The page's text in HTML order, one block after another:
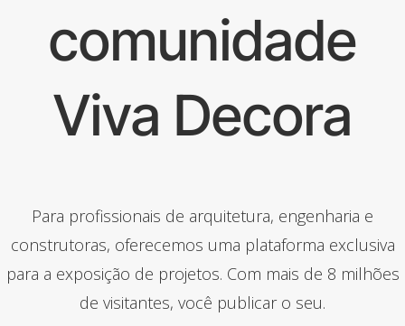
comunidade
Viva Decora
Para profissionais de arquitetura, engenharia e
construtoras, oferecemos uma plataforma exclusiva
para a exposição de projetos. Com mais de 8 milhões
de visitantes, você publicar o seu.